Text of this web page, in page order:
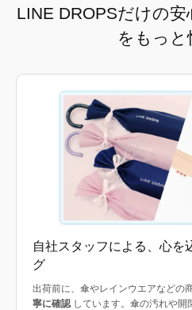
LINE DROPSだけの安
をもっと
自社スタッフによる、心を
グ
出荷前に、傘やレインウエアなどの
寧に確認 しています。傘の汚れや開